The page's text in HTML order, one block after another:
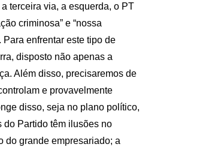
terceira via, a esquerda, o PT
criminosa” e “nossa
enfrentar este tipo de
disposto não apenas a
Além disso, precisaremos de
e provavelmente
disso, seja no plano político,
do Partido têm ilusões no
do grande empresariado; a